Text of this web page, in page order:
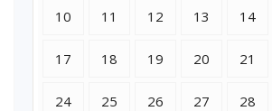
10 11 12 13 14
17 18 19 20 21
24 25 26 27 28